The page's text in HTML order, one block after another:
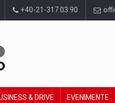
+40-21-317.03.90
& DRIVE EVENIMENTE